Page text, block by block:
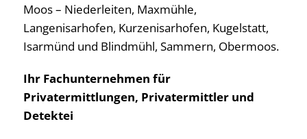
Moos – Niederleiten, Maxmühle,
Langenisarhofen, Kurzenisarhofen, Kugelstatt,
Isarmünd und Blindmühl, Sammern, Obermoos.
Ihr Fachunternehmen für
Privatermittlungen, Privatermittler und
Detektei